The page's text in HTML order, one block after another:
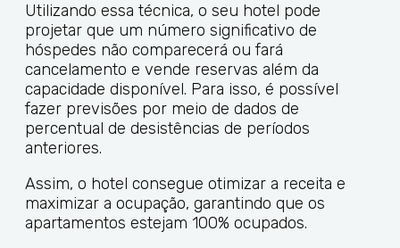
Utilizando essa técnica, o seu hotel pode
projetar que um número significativo de
hóspedes não comparecerá ou fará
cancelamento e vende reservas além da
capacidade disponível. Para isso, é possível
fazer previsões por meio de dados de
percentual de desistências de períodos
anteriores.
Assim, o hotel consegue otimizar a receita e
maximizar a ocupação, garantindo que os
apartamentos estejam 100% ocupados.